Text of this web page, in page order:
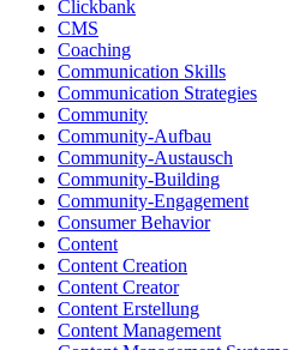
Clickbank
CMS
Coaching
Communication Skills
Communication Strategies
Community
Community-Aufbau
Community-Austausch
Community-Building
Community-Engagement
Consumer Behavior
Content
Content Creation
Content Creator
Content Erstellung
Content Management